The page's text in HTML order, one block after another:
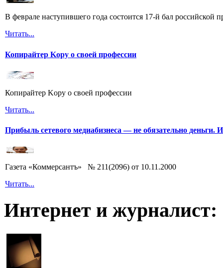
В феврале наступившего года состоится 17-й бал российской
Читать...
Копирайтер Kopy о своей профессии
Копирайтер Kopy о своей профессии
Читать...
Прибыль сетевого медиабизнеса — не обязательно деньги.
Газета «Коммерсантъ» № 211(2096) от 10.11.2000
Читать...
Интернет и журналист: